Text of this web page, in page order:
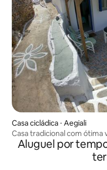
Casa cicládica ⋅ Aegiali
Casa tradicional com ótima
Aluguel por